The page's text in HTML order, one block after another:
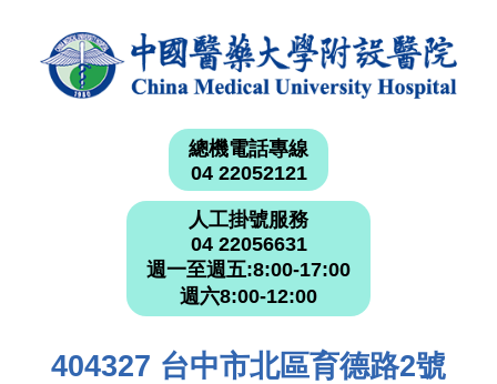
總機電話專線
04 22052121
人工掛號服務
04 22056631
週一至週五:8:00-17:00
週六8:00-12:00
404327 台中市北區育德路2號